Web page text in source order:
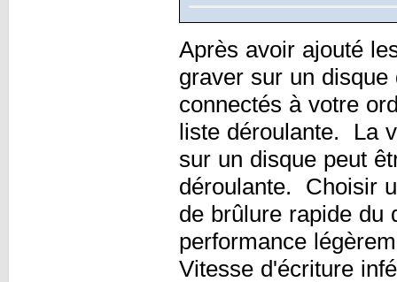
Après avoir ajouté
graver sur un
connectés à votre
liste déroulante. La
sur un disque peut
déroulante. Choisir
de brûlure rapide du
performance
Vitesse d'écriture